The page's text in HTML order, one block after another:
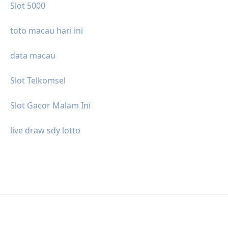
Slot 5000
toto macau hari ini
data macau
Slot Telkomsel
Slot Gacor Malam Ini
live draw sdy lotto